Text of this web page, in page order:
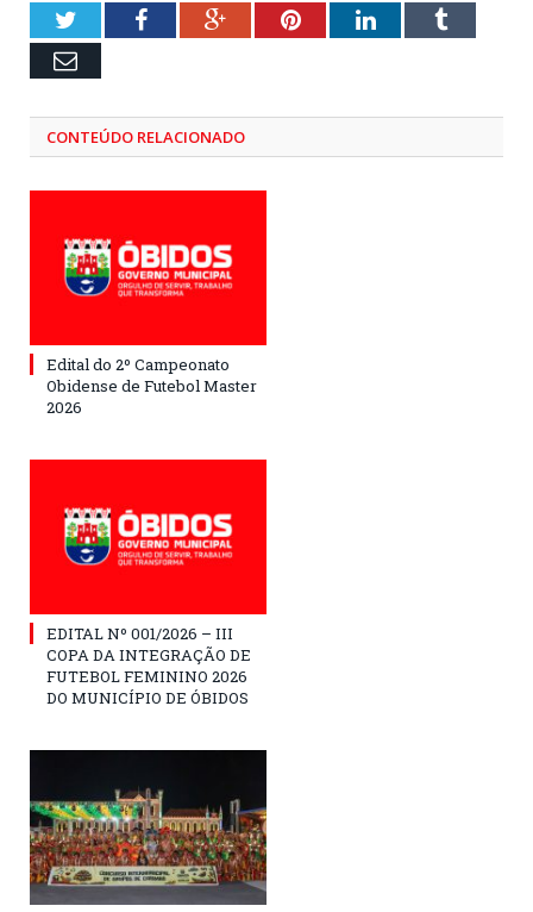
TwitterFacebookGoogle+PinterestLinkedInTumblr
Email
CONTEÚDO RELACIONADO
Edital do 2º Campeonato
Obidense de Futebol Master
2026
EDITAL Nº 001/2026 – III
COPA DA INTEGRAÇÃO DE
FUTEBOL FEMININO 2026
DO MUNICÍPIO DE ÓBIDOS